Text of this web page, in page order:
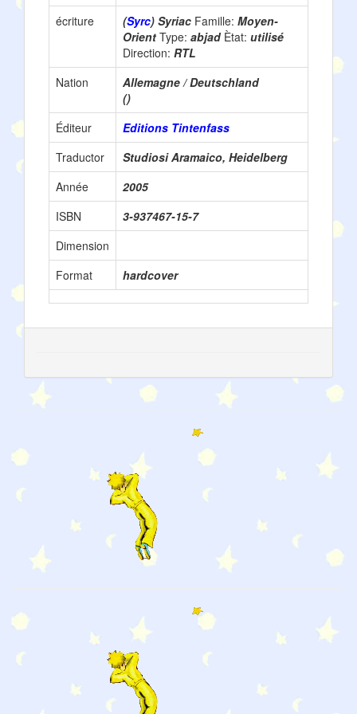
écriture (Syrc) Syriac Famille: Moyen-
Orient Type: abjad Ètat: utilisé
Direction: RTL
Nation
Allemagne / Deutschland
()
Éditeur
Editions Tintenfass
Traductor
Studiosi Aramaico, Heidelberg
Année
2005
ISBN
3-937467-15-7
Dimension
Format
hardcover